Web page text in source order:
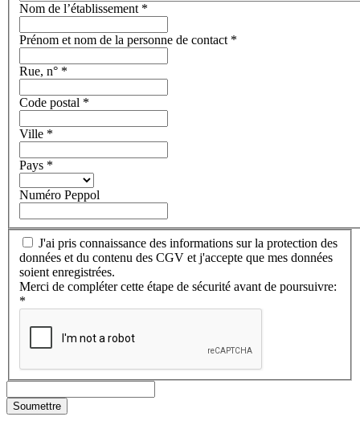
Nom de l’établissement *
Prénom et nom de la personne de contact *
Rue, n° *
Code postal *
Ville *
Pays *
Numéro Peppol
J'ai pris connaissance des informations sur la protection des
données et du contenu des CGV et j'accepte que mes données
soient enregistrées.
Merci de compléter cette étape de sécurité avant de poursuivre:
*